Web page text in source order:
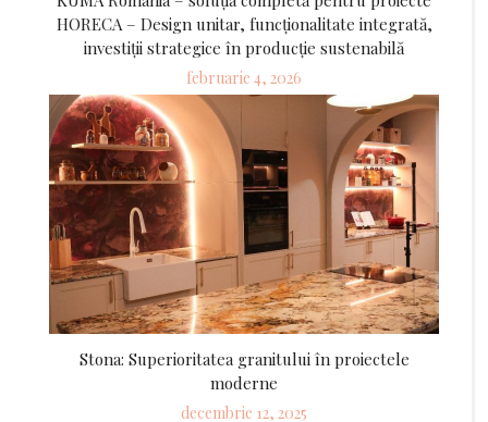
HORECA – Design unitar, funcționalitate integrată,
investiții strategice în producție sustenabilă
Posted
februarie 4, 2026
Stona: Superioritatea granitului în proiectele
moderne
Posted
decembrie 12, 2025